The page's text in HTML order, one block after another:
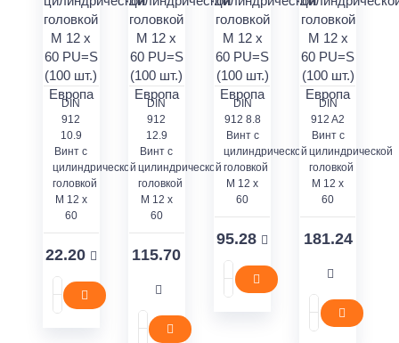
DIN
912
10.9
Винт с
цилиндрической
головкой
M 12 x
60
22.20
DIN
912
12.9
Винт с
цилиндрической
головкой
M 12 x
60
115.70
DIN
912 8.8
Винт с
цилиндрической
головкой
M 12 x
60
95.28
DIN
912 A2
Винт с
цилиндрической
головкой
M 12 x
60
181.24